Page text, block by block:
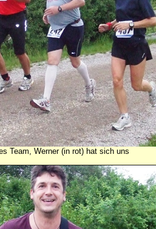
Team, Werner (in rot) hat sich uns